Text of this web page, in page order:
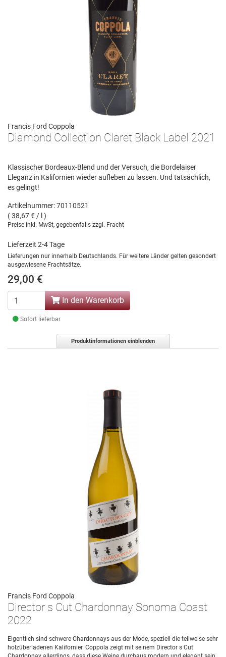
Francis Ford Coppola
Diamond Collection Claret Black Label 2021
Klassischer Bordeaux-Blend und der Versuch, die Bordelaiser
Eleganz in Kalifornien wieder aufleben zu lassen. Und tatsächlich,
es gelingt!
Artikelnummer: 70110521
( 38,67 € / l )
Preise inkl. MwSt, gegebenfalls zzgl. Fracht
Lieferzeit 2-4 Tage
Lieferungen nur innerhalb Deutschlands. Für weitere Länder gelten gesondert
ausgewiesene Frachtsätze.
29,00 €
In den Warenkorb
Sofort lieferbar
Produktinformationen einblenden
Francis Ford Coppola
Director s Cut Chardonnay Sonoma Coast
2022
Eigentlich sind schwere Chardonnays aus der Mode, speziell die teilweise sehr
holzüberladenen Kalifornier. Coppola zeigt mit seinem Director s Cut